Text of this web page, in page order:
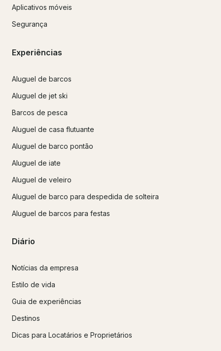
Aplicativos móveis
Segurança
Experiências
Aluguel de barcos
Aluguel de jet ski
Barcos de pesca
Aluguel de casa flutuante
Aluguel de barco pontão
Aluguel de iate
Aluguel de veleiro
Aluguel de barco para despedida de solteira
Aluguel de barcos para festas
Diário
Notícias da empresa
Estilo de vida
Guia de experiências
Destinos
Dicas para Locatários e Proprietários